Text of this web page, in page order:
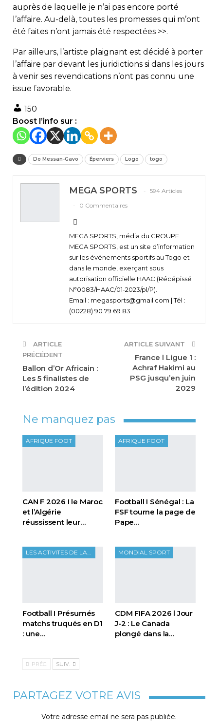
auprès de laquelle je n’ai pas encore porté
l’affaire. Au-delà, toutes les promesses qui m’ont
été faites n’ont jamais été respectées >>.
Par ailleurs, l’artiste plaignant est décidé à porter
l’affaire par devant les juridictions si dans les jours
à venir ses revendications n’ont pas connu une
issue favorable.
150
Boost l’info sur :
Do Messan-Gavo Éperviers Logo togo
MEGA SPORTS
594 Articles
0 Commentaires
MEGA SPORTS, média du GROUPE
MEGA SPORTS, est un site d’information
sur les événements sportifs au Togo et
dans le monde, exerçant sous
autorisation officielle HAAC (Récépissé
N°0083/HAAC/01-2023/pl/P).
Email : megasports@gmail.com | Tél :
(00228) 90 79 69 83
ARTICLE
PRÉCÉDENT
Ballon d’Or Africain :
Les 5 finalistes de
l’édition 2024
ARTICLE SUIVANT
France l Ligue 1 :
Achraf Hakimi au
PSG jusqu’en juin
2029
Ne manquez pas
AFRIQUE FOOT
CAN F 2026 I le Maroc
et l’Algérie
réussissent leur…
AFRIQUE FOOT
Football I Sénégal : La
FSF tourne la page de
Pape…
Football I Présumés
matchs truqués en D1
: une…
MONDIAL SPORT
CDM FIFA 2026 l Jour
J-2 : Le Canada
plongé dans la…
PRÉC. SUIV.
PARTAGEZ VOTRE AVIS
Votre adresse email ne sera pas publiée.